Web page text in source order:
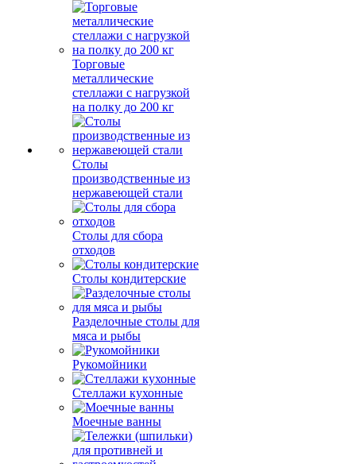
Торговые
металлические
стеллажи с нагрузкой
на полку до 200 кг
Столы
производственные из
нержавеющей стали
Столы для сбора
отходов
Столы кондитерские
Разделочные столы для
мяса и рыбы
Рукомойники
Стеллажи кухонные
Моечные ванны